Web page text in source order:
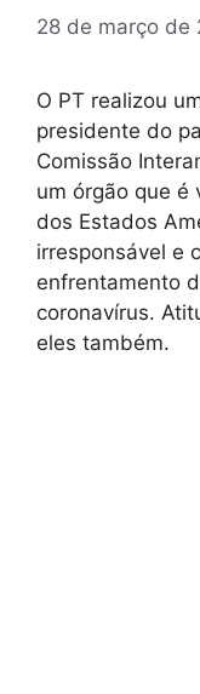
28 de março de
O PT realizou
presidente do
Comissão
um órgão que é
dos Estados
irresponsável e
enfrentamento
coronavírus.
eles também.